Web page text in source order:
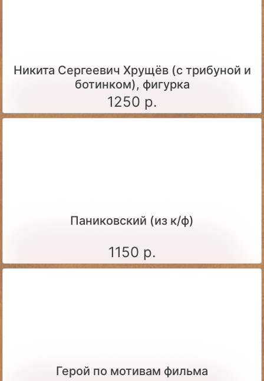
Никита Сергеевич Хрущёв (с трибуной и
ботинком), фигурка
1250 р.
Паниковский (из к/ф)
1150 р.
Герой по мотивам фильма